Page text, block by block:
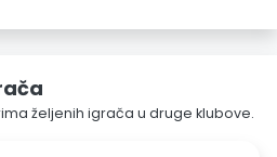
željenih igrača u druge klubove.